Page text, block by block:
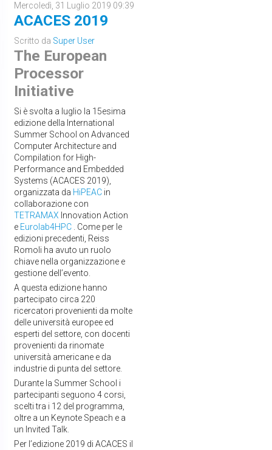
Mercoledì, 31 Luglio 2019 09:39
ACACES 2019
Scritto da Super User
The European
Processor
Initiative
Si è svolta a luglio la 15esima
edizione della International
Summer School on Advanced
Computer Architecture and
Compilation for High-
Performance and Embedded
Systems (ACACES 2019),
organizzata da HiPEACin
collaborazione con
TETRAMAX Innovation Action
e Eurolab4HPC. Come per le
edizioni precedenti, Reiss
Romoli ha avuto un ruolo
chiave nella organizzazione e
gestione dell’evento.
A questa edizione hanno
partecipato circa 220
ricercatori provenienti da molte
delle università europee ed
esperti del settore, con docenti
provenienti da rinomate
università americane e da
industrie di punta del settore.
Durante la Summer School i
partecipanti seguono 4 corsi,
scelti tra i 12 del programma,
oltre a un Keynote Speach e a
un Invited Talk.
Per l’edizione 2019 di ACACES il